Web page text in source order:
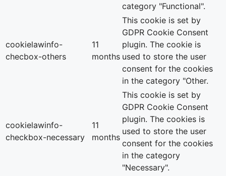
category "Functional".
cookielawinfo-
checbox-others
11
months
This cookie is set by
GDPR Cookie Consent
plugin. The cookie is
used to store the user
consent for the cookies
in the category "Other.
cookielawinfo-
checkbox-necessary
11
months
This cookie is set by
GDPR Cookie Consent
plugin. The cookies is
used to store the user
consent for the cookies
in the category
"Necessary".